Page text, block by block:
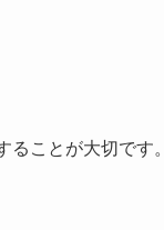
ことが大切です。